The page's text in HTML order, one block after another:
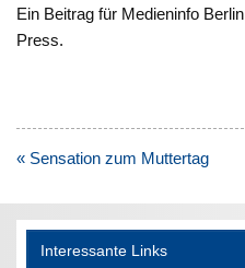
Ein Beitrag für Medieninfo
Press.
Beitragsnavigation
« Sensation zum Muttertag
Interessante Links